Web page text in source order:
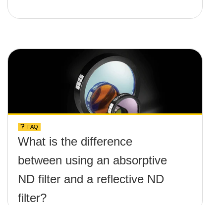
FAQ
What is the difference
between using an absorptive
ND filter and a reflective ND
filter?